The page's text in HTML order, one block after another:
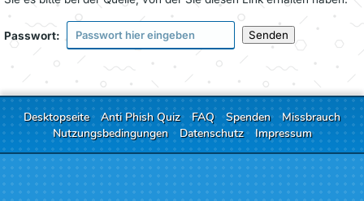
Passwort:
Desktopseite Anti Phish Quiz FAQ Spenden
Missbrauch
Nutzungsbedingungen
Datenschutz Impressum